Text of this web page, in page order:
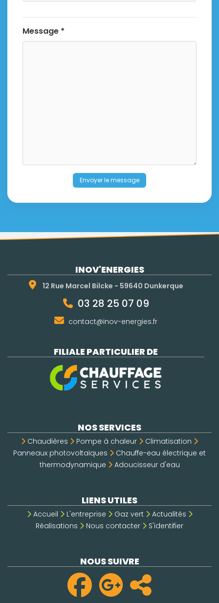
Message *
Envoyer le message
INOV'ENERGIES
12 Rue Marcel Bilcke - 59640 Dunkerque
03 28 25 07 09
contact@inov-energies.fr
FILIALE PARTICULIER DE
NOS SERVICES
Chaudières Pompe à chaleur
Climatisation
Panneaux photovoltaïques
Chauffe-eau électrique et
thermodynamique
Adoucisseur d'eau
LIENS UTILES
Accueil L'entreprise Gaz vert
Actualités
Réalisations
Nous contacter S'identifier
NOUS SUIVRE